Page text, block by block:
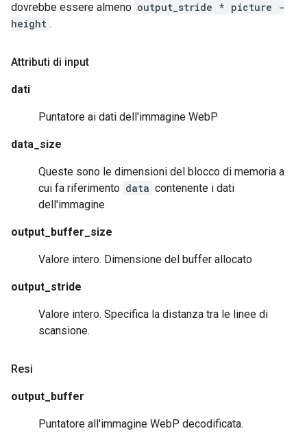
dovrebbe essere almeno output_stride * picture -
height .
Attributi di input
dati
Puntatore ai dati dell'immagine WebP
data_size
Queste sono le dimensioni del blocco di memoria a
cui fa riferimento data contenente i dati
dell'immagine
output_buffer_size
Valore intero. Dimensione del buffer allocato
output_stride
Valore intero. Specifica la distanza tra le linee di
scansione.
Resi
output_buffer
Puntatore all'immagine WebP decodificata.